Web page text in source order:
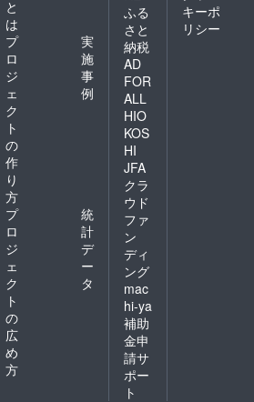
と
は
プ
ロ
ジ
ェ
ク
ト
の
作
り
方
実
施
事
例
プ
ロ
ジ
ェ
ク
ト
の
広
め
方
統
計
デ
ー
タ
ふる
さと
納税
AD
FOR
ALL
HIO
KOS
HI
JFA
クラ
ウド
ファ
ン
ディ
ング
mac
hi-ya
補助
金申
請サ
ポー
ト
キーポ
リシー